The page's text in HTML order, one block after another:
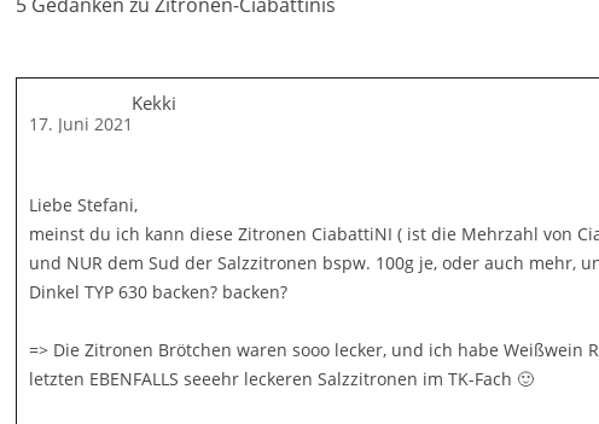
Kekki
17. Juni 2021
Liebe Stefani,
meinst du ich kann diese Zitronen CiabattiNI ( ist die Mehrzahl von
und NUR dem Sud der Salzzitronen bspw. 100g je, oder auch mehr,
Dinkel TYP 630 backen? backen?
=> Die Zitronen Brötchen waren sooo lecker, und ich habe Weißwein
letzten EBENFALLS seeehr leckeren Salzzitronen im TK-Fach 🙂